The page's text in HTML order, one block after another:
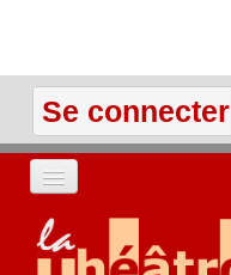
Se connecter
ACCUEIL